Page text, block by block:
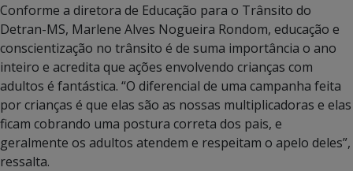
Conforme a diretora de Educação para o Trânsito do
Detran-MS, Marlene Alves Nogueira Rondom, educação e
conscientização no trânsito é de suma importância o ano
inteiro e acredita que ações envolvendo crianças com
adultos é fantástica. “O diferencial de uma campanha feita
por crianças é que elas são as nossas multiplicadoras e elas
ficam cobrando uma postura correta dos pais, e
geralmente os adultos atendem e respeitam o apelo deles”,
ressalta.